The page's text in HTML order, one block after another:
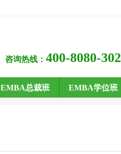
咨询热线： 400-8080-302
EMBA总裁班 EMBA学位班